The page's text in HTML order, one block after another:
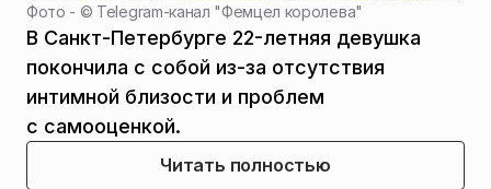
Фото - © Telegram-канал "Фемцел королева"
В Санкт-Петербурге 22-летняя девушка
покончила с собой из-за отсутствия
интимной близости и проблем
с самооценкой.
Читать полностью